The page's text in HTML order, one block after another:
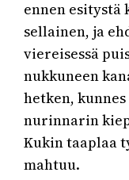
ennen esitystä
sellainen, ja
viereisessä
nukkuneen
hetken,
nurinnarin
Kukin taaplaa
mahtuu.